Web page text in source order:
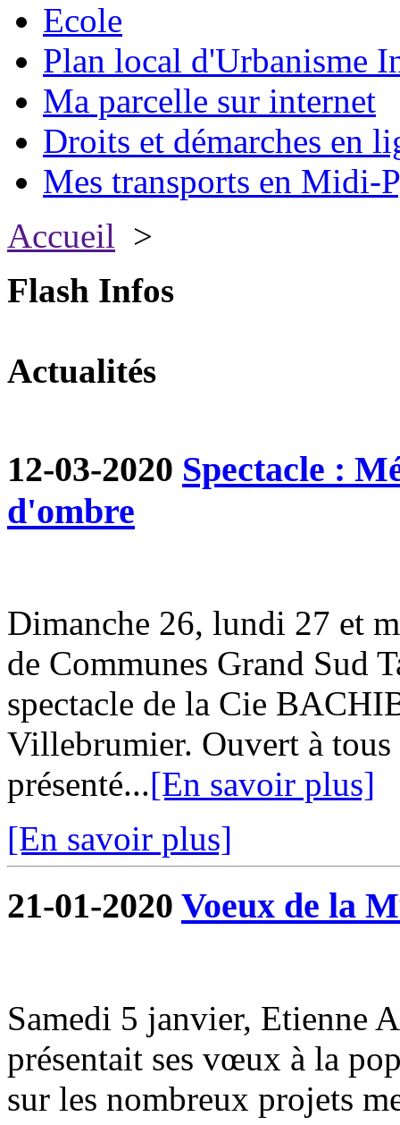
Ecole
Plan local d'Urbanisme
Ma parcelle sur internet
Droits et démarches en
Mes transports en Midi-
Accueil >
Flash Infos
Actualités
12-03-2020 Spectacle :
d'ombre
Dimanche 26, lundi 27 et
de Communes Grand Sud
spectacle de la Cie
Villebrumier. Ouvert à tous
présenté...[En savoir plus]
[En savoir plus]
21-01-2020 Voeux de la
Samedi 5 janvier, Etienne
présentait ses vœux à la
sur les nombreux projets